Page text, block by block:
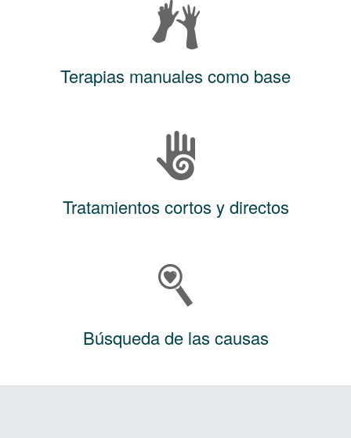
Terapias manuales como base
Tratamientos cortos y directos
Búsqueda de las causas